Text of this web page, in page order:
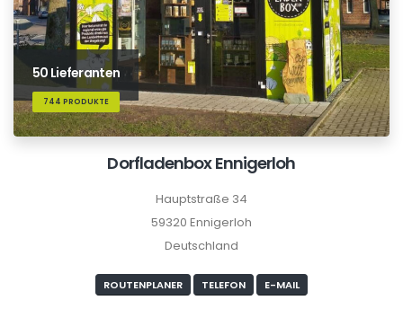
50 Lieferanten
744 PRODUKTE
Dorfladenbox Ennigerloh
Hauptstraße 34
59320 Ennigerloh
Deutschland
ROUTENPLANER TELEFON E-MAIL